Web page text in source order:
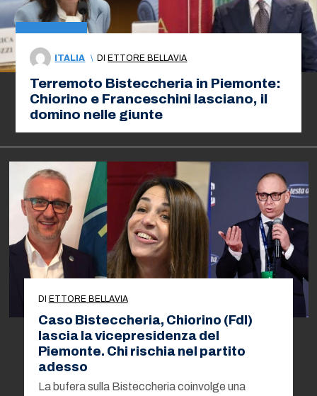
ITALIA \ DI ETTORE BELLAVIA
Terremoto Bisteccheria in Piemonte:
Chiorino e Franceschini lasciano, il
domino nelle giunte
DI ETTORE BELLAVIA
Caso Bisteccheria, Chiorino (FdI)
lascia la vicepresidenza del
Piemonte. Chi rischia nel partito
adesso
La bufera sulla Bisteccheria coinvolge una